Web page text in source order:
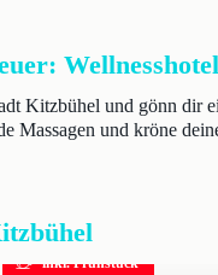
Kitzbühel und gönn dir
Massagen und kröne
inkl. Frühstück